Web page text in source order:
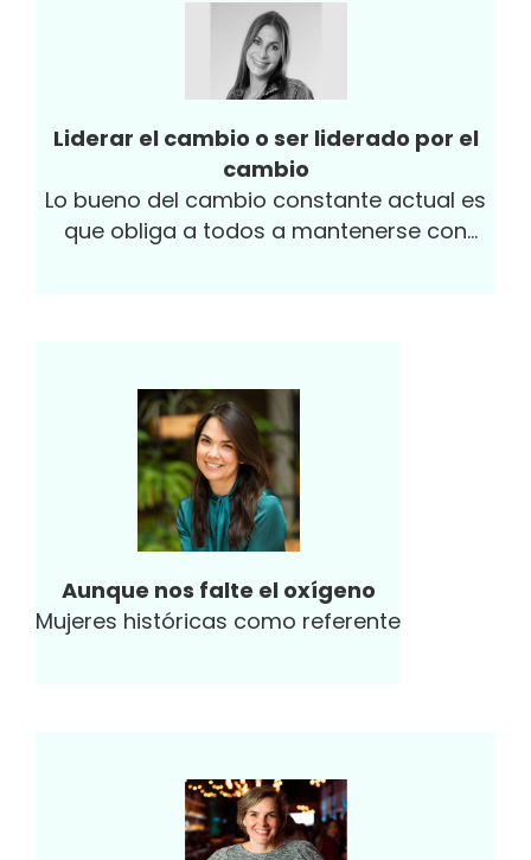
Liderar el cambio o ser liderado por el
cambio
Lo bueno del cambio constante actual es
que obliga a todos a mantenerse con
Aunque nos falte el oxígeno
Mujeres históricas como referente